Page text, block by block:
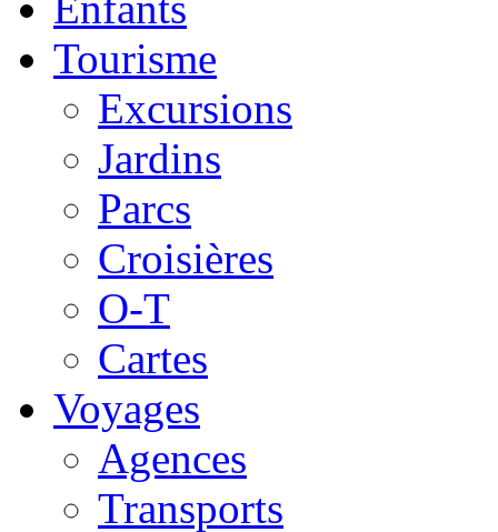
Tourisme
Excursions
Jardins
Parcs
Croisières
O-T
Cartes
Voyages
Agences
Transports